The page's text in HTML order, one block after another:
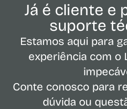
Já é cliente e
suporte
Estamos aqui para
experiência com o
Conte conosco para
dúvida ou